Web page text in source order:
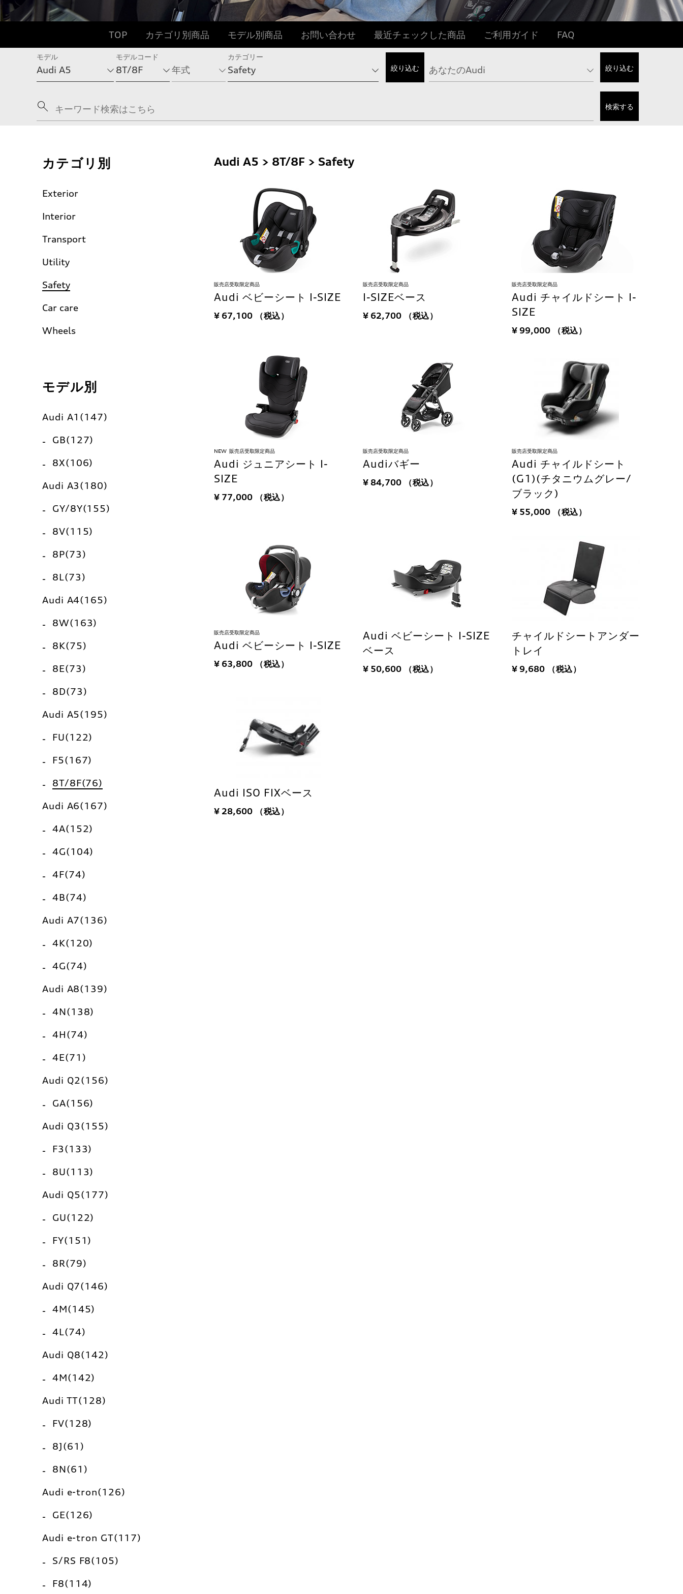
TOP カテゴリ別商品 モデル別商品 お問い合わせ 最近チェックした商品 ご利用ガイド FAQ
モデル モデルコード カテゴリー
カテゴリ別
Exterior
Interior
Transport
Utility
Safety
Car care
Wheels
モデル別
Audi A1(147)
GB(127)
8X(106)
Audi A3(180)
GY/8Y(155)
8V(115)
8P(73)
8L(73)
Audi A4(165)
8W(163)
8K(75)
8E(73)
8D(73)
Audi A5(195)
FU(122)
F5(167)
8T/8F(76)
Audi A6(167)
4A(152)
4G(104)
4F(74)
4B(74)
Audi A7(136)
4K(120)
4G(74)
Audi A8(139)
4N(138)
4H(74)
4E(71)
Audi Q2(156)
GA(156)
Audi Q3(155)
F3(133)
8U(113)
Audi Q5(177)
GU(122)
FY(151)
8R(79)
Audi Q7(146)
4M(145)
4L(74)
Audi Q8(142)
4M(142)
Audi TT(128)
FV(128)
8J(61)
8N(61)
Audi e-tron(126)
GE(126)
Audi e-tron GT(117)
S/RS F8(105)
F8(114)
Audi A5 > 8T/8F > Safety
販売店受取限定商品
Audi ベビーシート I-SIZE
¥ 67,100 （税込）
販売店受取限定商品
I-SIZEベース
¥ 62,700 （税込）
販売店受取限定商品
Audi チャイルドシート I-
SIZE
¥ 99,000 （税込）
NEW 販売店受取限定商品
Audi ジュニアシート I-
SIZE
¥ 77,000 （税込）
販売店受取限定商品
Audiバギー
¥ 84,700 （税込）
販売店受取限定商品
Audi チャイルドシート
(G1)(チタニウムグレー/
ブラック)
¥ 55,000 （税込）
販売店受取限定商品
Audi ベビーシート I-SIZE
¥ 63,800 （税込）
Audi ベビーシート I-SIZE
ベース
¥ 50,600 （税込）
チャイルドシートアンダー
トレイ
¥ 9,680 （税込）
Audi ISO FIXベース
¥ 28,600 （税込）